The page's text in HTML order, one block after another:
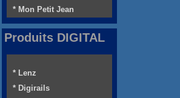
* Mon Petit Jean
Produits DIGITAL
* Lenz
* Digirails